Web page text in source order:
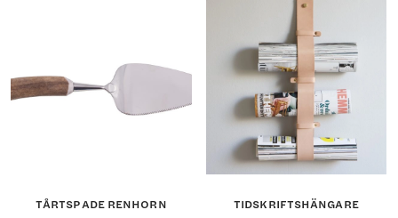
TÅRTSPADE RENHORN
TIDSKRIFTSHÄNGARE